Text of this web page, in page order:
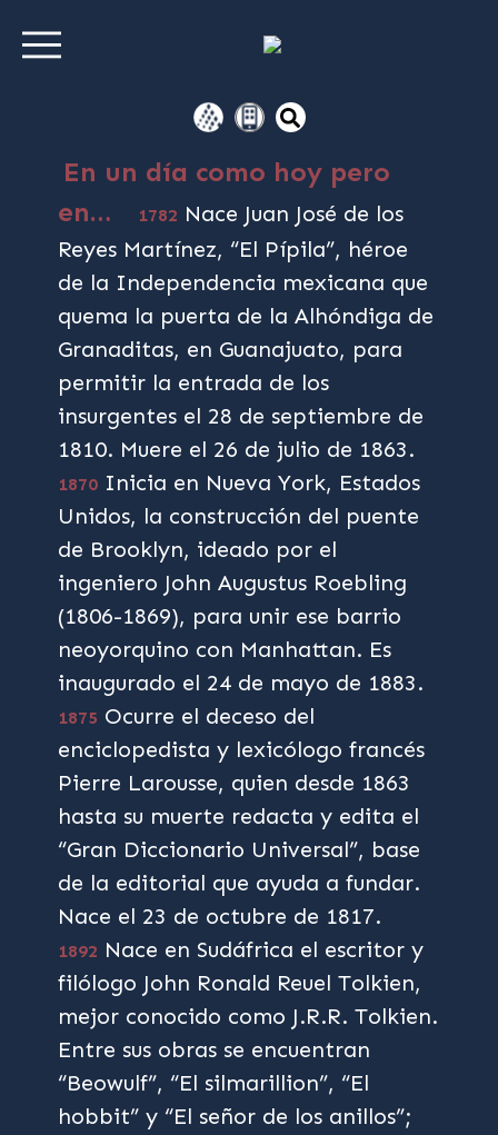
En un día como hoy pero
en…
1782 Nace Juan José de los
Reyes Martínez, “El Pípila”, héroe
de la Independencia mexicana que
quema la puerta de la Alhóndiga de
Granaditas, en Guanajuato, para
permitir la entrada de los
insurgentes el 28 de septiembre de
1810. Muere el 26 de julio de 1863.
1870 Inicia en Nueva York, Estados
Unidos, la construcción del puente
de Brooklyn, ideado por el
ingeniero John Augustus Roebling
(1806-1869), para unir ese barrio
neoyorquino con Manhattan. Es
inaugurado el 24 de mayo de 1883.
1875 Ocurre el deceso del
enciclopedista y lexicólogo francés
Pierre Larousse, quien desde 1863
hasta su muerte redacta y edita el
“Gran Diccionario Universal”, base
de la editorial que ayuda a fundar.
Nace el 23 de octubre de 1817.
1892 Nace en Sudáfrica el escritor y
filólogo John Ronald Reuel Tolkien,
mejor conocido como J.R.R. Tolkien.
Entre sus obras se encuentran
“Beowulf”, “El silmarillion”, “El
hobbit” y “El señor de los anillos”;